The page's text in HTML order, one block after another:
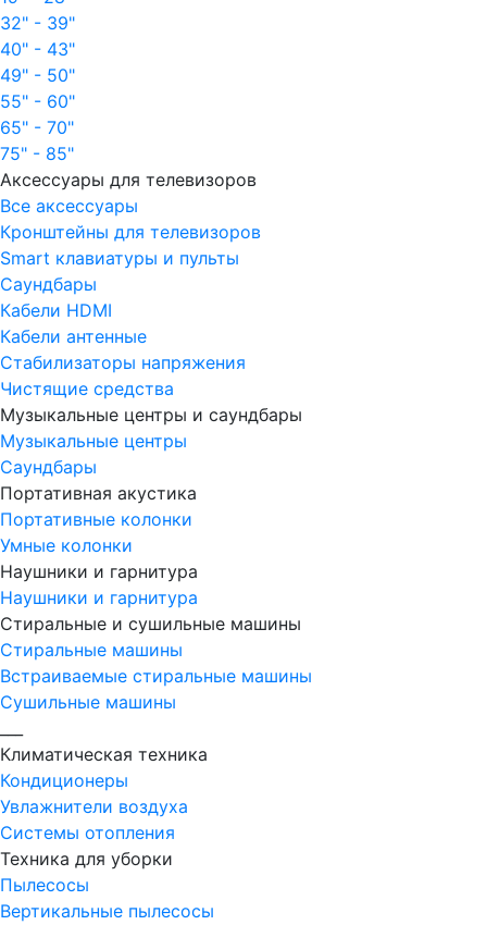
32" - 39"
40" - 43"
49" - 50"
55" - 60"
65" - 70"
75" - 85"
Аксессуары для телевизоров
Все аксессуары
Кронштейны для телевизоров
Smart клавиатуры и пульты
Саундбары
Кабели HDMI
Кабели антенные
Стабилизаторы напряжения
Чистящие средства
Музыкальные центры и саундбары
Музыкальные центры
Саундбары
Портативная акустика
Портативные колонки
Умные колонки
Наушники и гарнитура
Наушники и гарнитура
Стиральные и сушильные машины
Стиральные машины
Встраиваемые стиральные машины
Сушильные машины
Климатическая техника
Кондиционеры
Увлажнители воздуха
Системы отопления
Техника для уборки
Пылесосы
Вертикальные пылесосы